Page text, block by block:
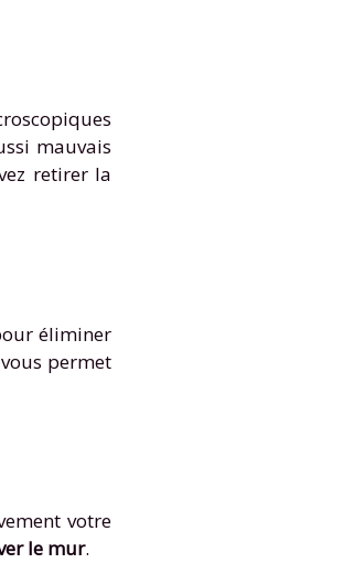
mauvais
retirer la
éliminer
permet
votre
le mur.